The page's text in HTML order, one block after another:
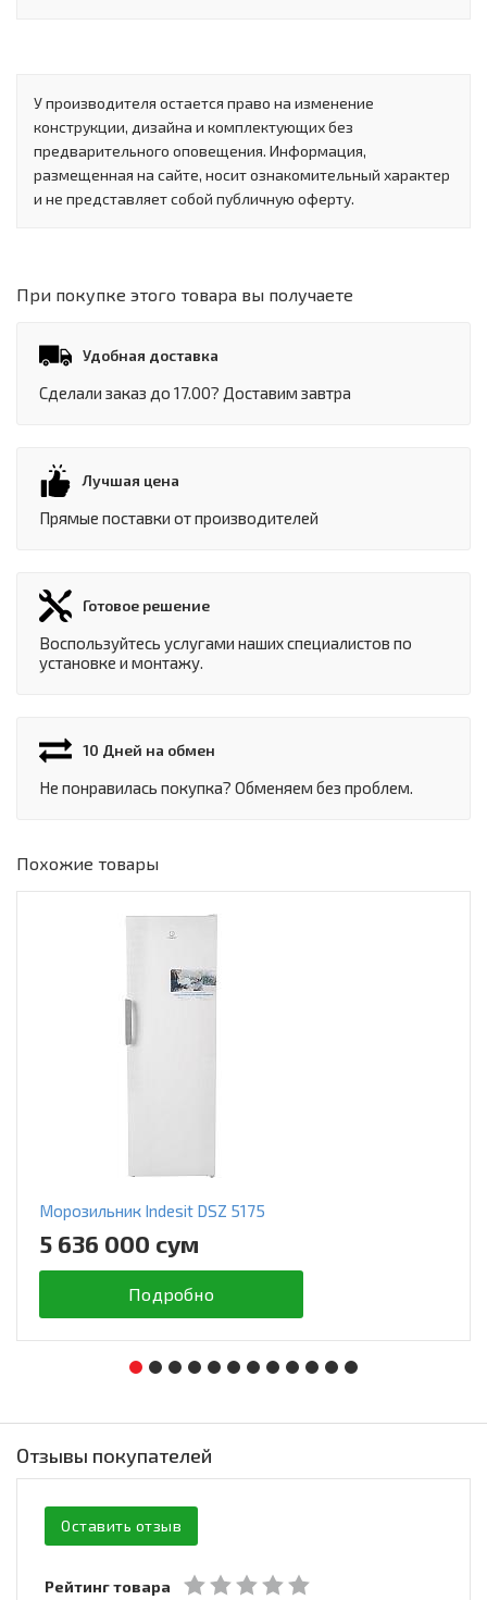
У производителя остается право на изменение
конструкции, дизайна и комплектующих без
предварительного оповещения. Информация,
размещенная на сайте, носит ознакомительный характер
и не представляет собой публичную оферту.
При покупке этого товара вы получаете
Удобная доставка
Сделали заказ до 17.00? Доставим завтра
Лучшая цена
Прямые поставки от производителей
Готовое решение
Воспользуйтесь услугами наших специалистов по
установке и монтажу.
10 Дней на обмен
Не понравилась покупка? Обменяем без проблем.
Похожие товары
Морозильник Indesit DSZ 5175
5 636 000 сум
Подробно
Отзывы покупателей
Оставить отзыв
Рейтинг товара